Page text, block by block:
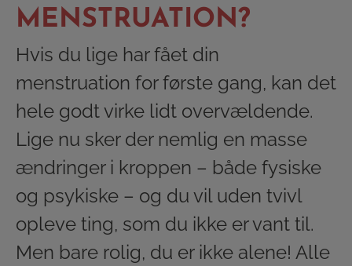
MENSTRUATION?
Hvis du lige har fået din
menstruation for første gang, kan det
hele godt virke lidt overvældende.
Lige nu sker der nemlig en masse
ændringer i kroppen – både fysiske
og psykiske – og du vil uden tvivl
opleve ting, som du ikke er vant til.
Men bare rolig, du er ikke alene! Alle